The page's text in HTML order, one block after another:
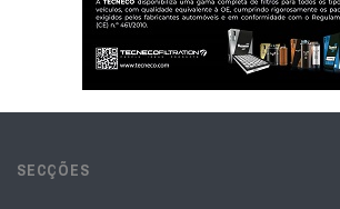
SECÇÕES